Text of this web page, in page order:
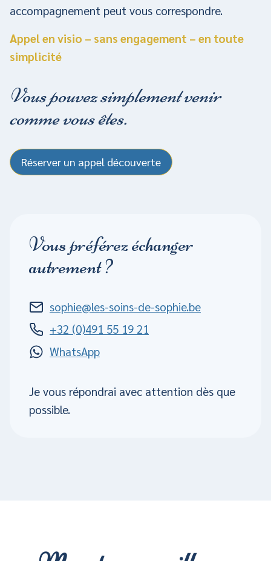
accompagnement peut vous correspondre.
Appel en visio – sans engagement – en toute
simplicité
Vous pouvez simplement venir
comme vous êtes.
Réserver un appel découverte
Vous préférez échanger
autrement ?
sophie@les-soins-de-sophie.be
+32 (0)491 55 19 21
WhatsApp
Je vous répondrai avec attention dès que
possible.